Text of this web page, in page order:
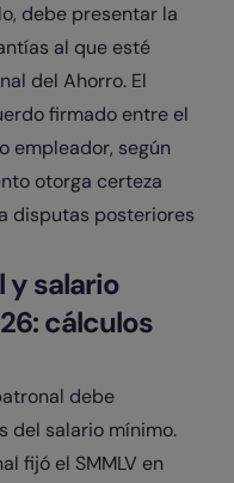
debe presentar la
al que esté
del Ahorro. El
firmado entre el
empleador, según
otorga certeza
disputas posteriores
salario
cálculos
debe
del salario mínimo.
fijó el SMMLV en